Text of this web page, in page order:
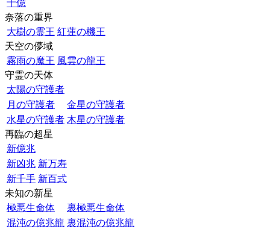
十億
奈落の重界
大樹の霊王 紅蓮の機王
天空の儚域
霧雨の魔王 風雲の龍王
守霊の天体
太陽の守護者
月の守護者
金星の守護者
水星の守護者 木星の守護者
再臨の超星
新億兆
新凶兆 新万寿
新千手 新百式
未知の新星
極悪生命体
裏極悪生命体
混沌の億兆龍 裏混沌の億兆龍